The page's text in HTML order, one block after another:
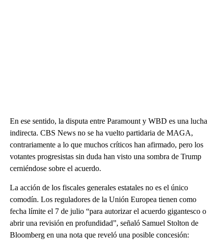
En ese sentido, la disputa entre Paramount y WBD es una lucha
indirecta. CBS News no se ha vuelto partidaria de MAGA,
contrariamente a lo que muchos críticos han afirmado, pero los
votantes progresistas sin duda han visto una sombra de Trump
cerniéndose sobre el acuerdo.
La acción de los fiscales generales estatales no es el único
comodín. Los reguladores de la Unión Europea tienen como
fecha límite el 7 de julio “para autorizar el acuerdo gigantesco o
abrir una revisión en profundidad”, señaló Samuel Stolton de
Bloomberg en una nota que reveló una posible concesión: